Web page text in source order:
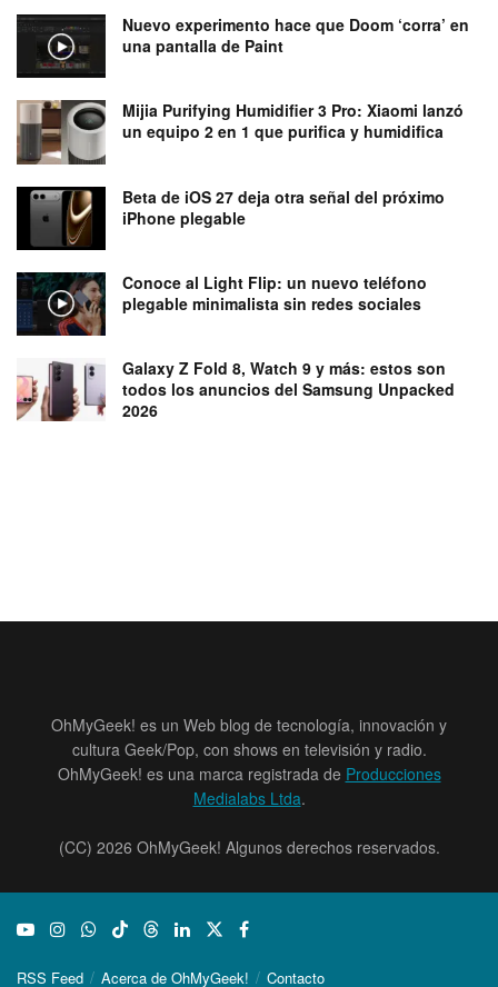
Nuevo experimento hace que Doom ‘corra’ en
una pantalla de Paint
Mijia Purifying Humidifier 3 Pro: Xiaomi lanzó
un equipo 2 en 1 que purifica y humidifica
Beta de iOS 27 deja otra señal del próximo
iPhone plegable
Conoce al Light Flip: un nuevo teléfono
plegable minimalista sin redes sociales
Galaxy Z Fold 8, Watch 9 y más: estos son
todos los anuncios del Samsung Unpacked
2026
OhMyGeek! es un Web blog de tecnología, innovación y
cultura Geek/Pop, con shows en televisión y radio.
OhMyGeek! es una marca registrada de Producciones
Medialabs Ltda.
(CC) 2026 OhMyGeek! Algunos derechos reservados.
RSS Feed Acerca de OhMyGeek! Contacto